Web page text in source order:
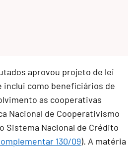
aprovou projeto de lei
inclui como beneficiários de
as cooperativas
Nacional de Cooperativismo
Sistema Nacional de Crédito
130/09). A matéria